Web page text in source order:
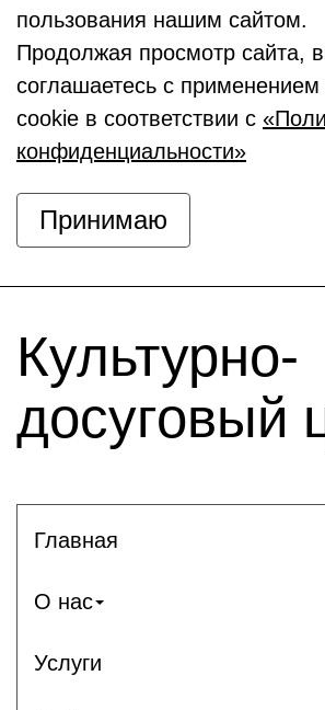
пользования нашим сайтом.
Продолжая просмотр сайта,
соглашаетесь с
cookie в соответствии с
конфиденциальности»
Принимаю
Культурно-
досуговый
Главная
О нас
Услуги